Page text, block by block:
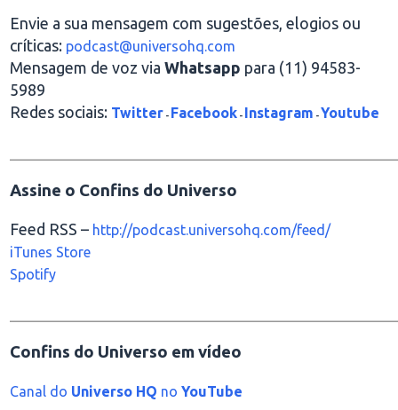
Envie a sua mensagem com sugestões, elogios ou
críticas: podcast@universohq.com
Mensagem de voz viaWhatsapp para (11) 94583-
5989
Redes sociais: Twitter - Facebook - Instagram - Youtube
Assine o Confins do Universo
Feed RSS – http://podcast.universohq.com/feed/
iTunes Store
Spotify
Confins do Universo em vídeo
Canal do Universo HQ no YouTube